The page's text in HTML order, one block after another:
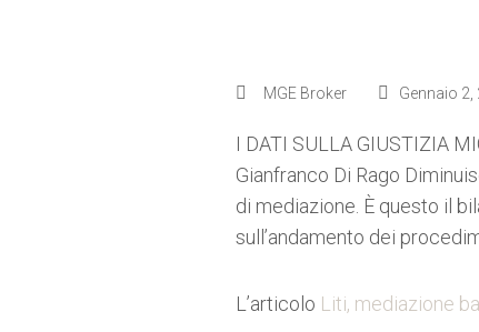
MGE Broker Gennaio 2,
I DATI SULLA GIUSTIZIA
Gianfranco Di Rago
di mediazione. È questo il
sull’andamento dei
L’articolo Liti, mediazione